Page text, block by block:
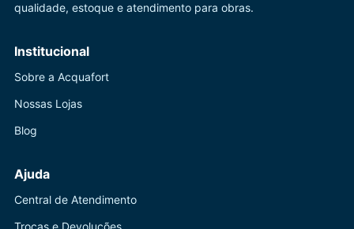
qualidade, estoque e atendimento para obras.
Institucional
Sobre a Acquafort
Nossas Lojas
Blog
Ajuda
Central de Atendimento
Trocas e Devoluções